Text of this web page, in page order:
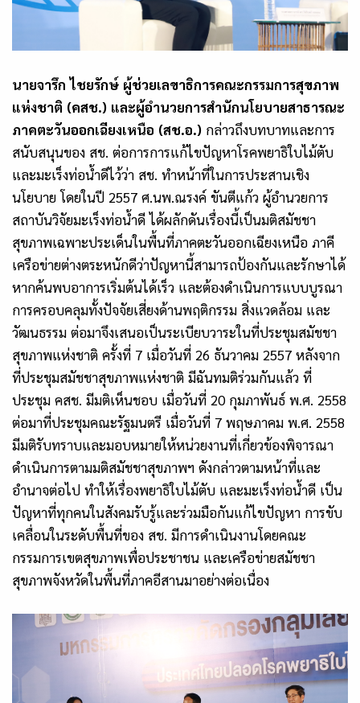
นายจารึก ไชยรักษ์ ผู้ช่วยเลขาธิการคณะกรรมการสุขภาพ
แห่งชาติ (คสช.) และผู้อำนวยการสำนักนโยบายสาธารณะ
ภาคตะวันออกเฉียงเหนือ (สช.อ.) กล่าวถึงบทบาทและการ
สนับสนุนของ สช. ต่อการการแก้ไขปัญหาโรคพยาธิใบไม้ตับ
และมะเร็งท่อน้ำดีไว้ว่า สช. ทำหน้าที่ในการประสานเชิง
นโยบาย โดยในปี 2557 ศ.นพ.ณรงค์ ขันตีแก้ว ผู้อำนวยการ
สถาบันวิจัยมะเร็งท่อน้ำดี ได้ผลักดันเรื่องนี้เป็นมติสมัชชา
สุขภาพเฉพาะประเด็นในพื้นที่ภาคตะวันออกเฉียงเหนือ ภาคี
เครือข่ายต่างตระหนักดีว่าปัญหานี้สามารถป้องกันและรักษาได้
หากค้นพบอาการเริ่มต้นได้เร็ว และต้องดำเนินการแบบบูรณา
การครอบคลุมทั้งปัจจัยเสี่ยงด้านพฤติกรรม สิ่งแวดล้อม และ
วัฒนธรรม ต่อมาจึงเสนอเป็นระเบียบวาระในที่ประชุมสมัชชา
สุขภาพแห่งชาติ ครั้งที่ 7 เมื่อวันที่ 26 ธันวาคม 2557 หลังจาก
ที่ประชุมสมัชชาสุขภาพแห่งชาติ มีฉันทมติร่วมกันแล้ว ที่
ประชุม คสช. มีมติเห็นชอบ เมื่อวันที่ 20 กุมภาพันธ์ พ.ศ. 2558
ต่อมาที่ประชุมคณะรัฐมนตรี เมื่อวันที่ 7 พฤษภาคม พ.ศ. 2558
มีมติรับทราบและมอบหมายให้หน่วยงานที่เกี่ยวข้องพิจารณา
ดำเนินการตามมติสมัชชาสุขภาพฯ ดังกล่าวตามหน้าที่และ
อำนาจต่อไป ทำให้เรื่องพยาธิใบไม้ตับ และมะเร็งท่อน้ำดี เป็น
ปัญหาที่ทุกคนในสังคมรับรู้และร่วมมือกันแก้ไขปัญหา การขับ
เคลื่อนในระดับพื้นที่ของ สช. มีการดำเนินงานโดยคณะ
กรรมการเขตสุขภาพเพื่อประชาชน และเครือข่ายสมัชชา
สุขภาพจังหวัดในพื้นที่ภาคอีสานมาอย่างต่อเนื่อง